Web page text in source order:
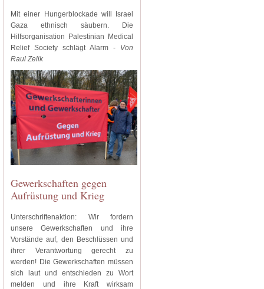
Mit einer Hungerblockade will Israel
Gaza ethnisch säubern. Die
Hilfsorganisation Palestinian Medical
Relief Society schlägt Alarm - Von
Raul Zelik
Gewerkschaften gegen
Aufrüstung und Krieg
Unterschriftenaktion: Wir fordern
unsere Gewerkschaften und ihre
Vorstände auf, den Beschlüssen und
ihrer Verantwortung gerecht zu
werden! Die Gewerkschaften müssen
sich laut und entschieden zu Wort
melden und ihre Kraft wirksam